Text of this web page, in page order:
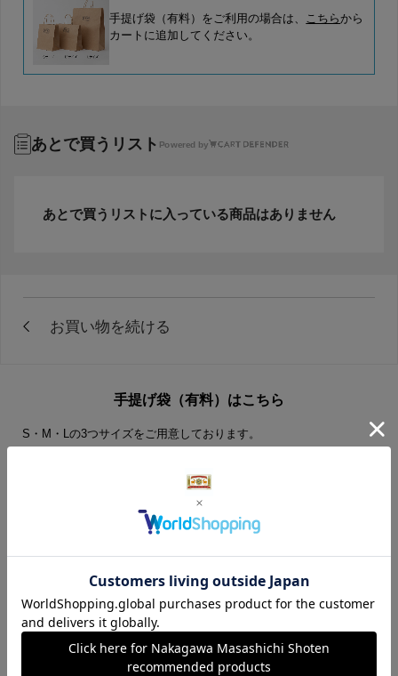
手提げ袋（有料）をご利用の場合は、 こちらから
カートに追加してください。
あとで買うリスト Powered by
あとで買うリストに入っている商品はありません
手提げ袋（有料）はこちら
S・M・Lの3つサイズをご用意しております。
S・M・Lサイズより当店に
Sサイズ